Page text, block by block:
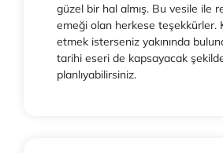
güzel bir hal almış. Bu vesile ile
emeği olan herkese teşekkürler.
etmek isterseniz yakınında
tarihi eseri de kapsayacak
planlıyabilirsiniz.